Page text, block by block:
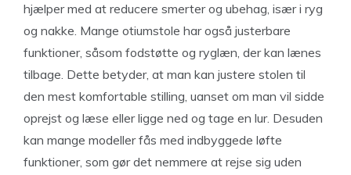
hjælper med at reducere smerter og ubehag, især i ryg
og nakke. Mange otiumstole har også justerbare
funktioner, såsom fodstøtte og ryglæn, der kan lænes
tilbage. Dette betyder, at man kan justere stolen til
den mest komfortable stilling, uanset om man vil sidde
oprejst og læse eller ligge ned og tage en lur. Desuden
kan mange modeller fås med indbyggede løfte
funktioner, som gør det nemmere at rejse sig uden